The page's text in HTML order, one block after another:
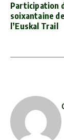
Participation
soixantaine
l’Euskal Trail